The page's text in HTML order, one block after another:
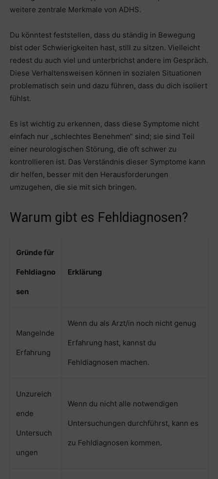
weitere zentrale Merkmale von ADHS.
Du könntest feststellen, dass du ständig in Bewegung
bist oder Schwierigkeiten hast, still zu sitzen. Vielleicht
redest du auch viel und unterbrichst andere im Gespräch.
Diese Verhaltensweisen können in sozialen Situationen
problematisch sein und dazu führen, dass du dich isoliert
fühlst.
Es ist wichtig zu erkennen, dass diese Symptome nicht
einfach nur „schlechtes Benehmen“ sind; sie sind Teil
einer neurologischen Störung, die oft schwer zu
kontrollieren ist. Das Verständnis dieser Symptome kann
dir helfen, besser mit den Herausforderungen
umzugehen, die sie mit sich bringen.
Warum gibt es Fehldiagnosen?
Gründe für
Fehldiagno
sen
Erklärung
Mangelnde
Erfahrung
Wenn du als Arzt/in noch nicht genug
Erfahrung hast, kannst du
Fehldiagnosen machen.
Unzureich
ende
Untersuch
ungen
Wenn du nicht alle notwendigen
Untersuchungen durchführst, kann es
zu Fehldiagnosen kommen.